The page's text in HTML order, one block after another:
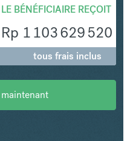
LE BÉNÉFICIAIRE REÇOIT
Rp 1 103 629 520
tous frais inclus